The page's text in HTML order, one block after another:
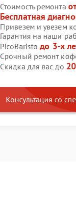
Стоимость ремонта
Бесплатная
Привезем и увезем
Гарантия на наши
PicoBaristoдо 3-х
Срочный ремонт
Скидка для вас до
Консультация со